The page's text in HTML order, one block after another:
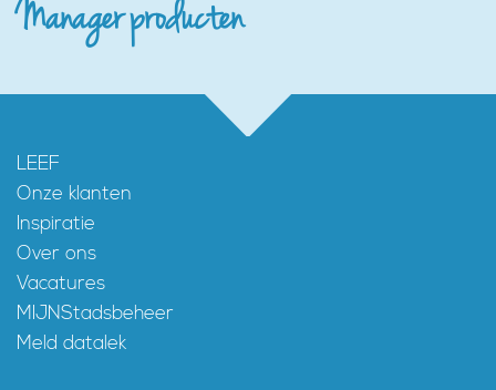
Manager producten
LEEF
Onze klanten
Inspiratie
Over ons
Vacatures
MIJNStadsbeheer
Meld datalek